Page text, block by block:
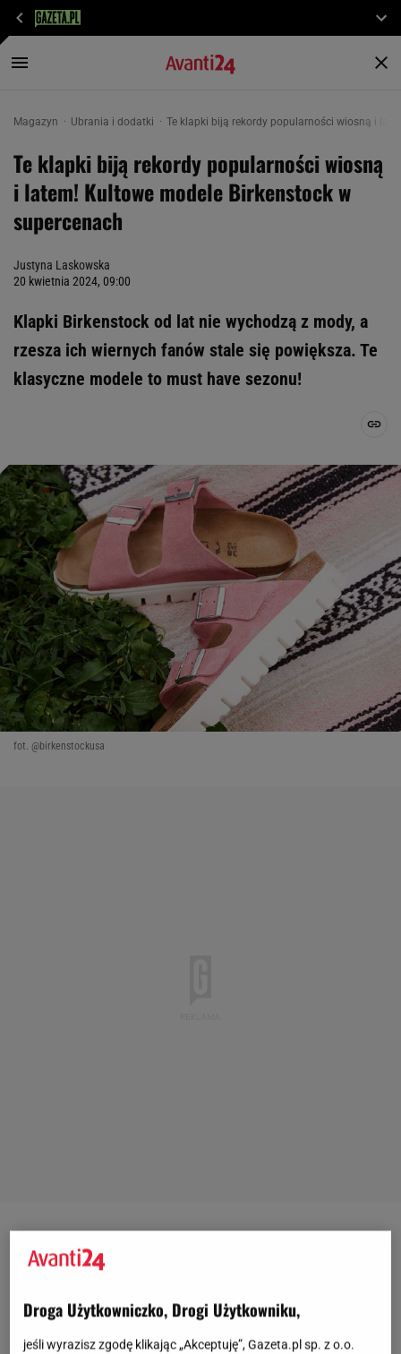
Magazyn Ubrania i dodatki Te klapki biją rekordy popularności wiosną i
Te klapki biją rekordy popularności wiosną
i latem! Kultowe modele Birkenstock w
supercenach
Justyna Laskowska
20 kwietnia 2024, 09:00
Klapki Birkenstock od lat nie wychodzą z mody, a
rzesza ich wiernych fanów stale się powiększa. Te
klasyczne modele to must have sezonu!
fot. @birkenstockusa
Klapki Birkenstock Arizona - zawsze na czasie
niezależnie od trendów!
Klapki Birkenstock to prawdziwy hit zarówno wśród
kobiet, jak i mężczyzn.Czy zaskarbiły sobie serca
Droga Użytkowniczko, Drogi Użytkowniku,
jeśli wyrazisz zgodę klikając „Akceptuję”, Gazeta.pl sp. z o.o.